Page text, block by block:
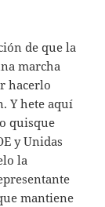
de que la
marcha
hacerlo
Y hete aquí
quisque
y Unidas
la
mantiene